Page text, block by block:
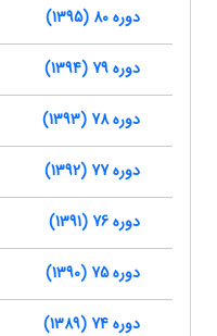
دوره 80 (1395)
دوره 79 (1394)
دوره 78 (1393)
دوره 77 (1392)
دوره 76 (1391)
دوره 75 (1390)
دوره 74 (1389)